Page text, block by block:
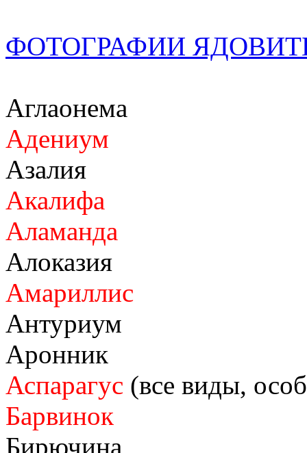
ФОТОГРАФИИ
Аглаонема
Адениум
Азалия
Акалифа
Аламанда
Алоказия
Амариллис
Антуриум
Аронник
Аспарагус (все виды,
Барвинок
Бирючина